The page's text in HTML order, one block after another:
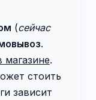
(сейчас
.
магазине.
стоить
зависит